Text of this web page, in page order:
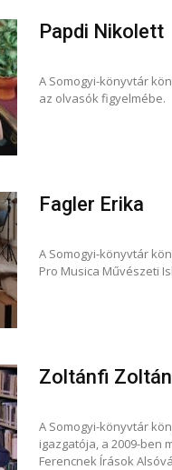
Papdi Nikolett
A Somogyi-könyvtár
az olvasók figyelmébe.
Fagler Erika
A Somogyi-könyvtár
Pro Musica Művészeti
Zoltánfi Zoltán
A Somogyi-könyvtár
igazgatója, a 2009-ben
Ferencnek Írások